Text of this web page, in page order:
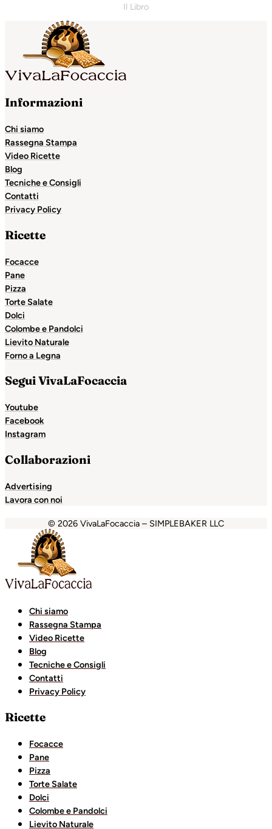
Il Libro
Informazioni
Chi siamo
Rassegna Stampa
Video Ricette
Blog
Tecniche e Consigli
Contatti
Privacy Policy
Ricette
Focacce
Pane
Pizza
Torte Salate
Dolci
Colombe e Pandolci
Lievito Naturale
Forno a Legna
Segui VivaLaFocaccia
Youtube
Facebook
Instagram
Collaborazioni
Advertising
Lavora con noi
© 2026 VivaLaFocaccia – SIMPLEBAKER LLC
casibom
Chi siamo
Rassegna Stampa
Video Ricette
Blog
Tecniche e Consigli
Contatti
Privacy Policy
Ricette
Focacce
Pane
Pizza
Torte Salate
Dolci
Colombe e Pandolci
Lievito Naturale